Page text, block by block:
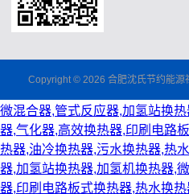
Copyright © 2026 合肥沈氏节约能源
微混合器,管式反应器,加氢站换
器,气化器,高效换热器,印刷电路
热器,油冷换热器,污水换热器,热
器,加氢站换热器,加氢机换热器,
器,印刷电路板式换热器,热水换